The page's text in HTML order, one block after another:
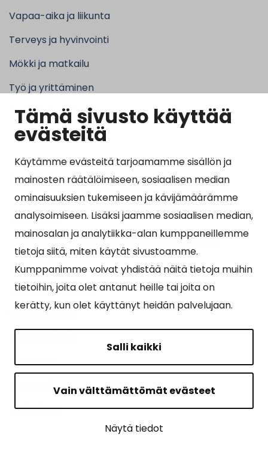
Tämä sivusto käyttää
evästeitä
Käytämme evästeitä tarjoamamme sisällön ja
mainosten räätälöimiseen, sosiaalisen median
ominaisuuksien tukemiseen ja kävijämäärämme
analysoimiseen. Lisäksi jaamme sosiaalisen median,
mainosalan ja analytiikka-alan kumppaneillemme
tietoja siitä, miten käytät sivustoamme.
Kumppanimme voivat yhdistää näitä tietoja muihin
tietoihin, joita olet antanut heille tai joita on
kerätty, kun olet käyttänyt heidän palvelujaan.
Salli kaikki
Vain välttämättömät evästeet
Näytä tiedot
Vapaa-aika ja liikunta
Terveys ja hyvinvointi
Mökki ja matkailu
Työ ja yrittäminen
Kunta ja hallinto
Suosituimmat sivut
Esityslistat, pöytäkirjat, viranhaltijapäätökset ja
kuulutukset
Tietoa ja ohjeistusta koronavirukseen liittyen
Asiointipiste
Sähköinen asiointi
Yhteydenotto
Tilavaraus
Ruokalistat